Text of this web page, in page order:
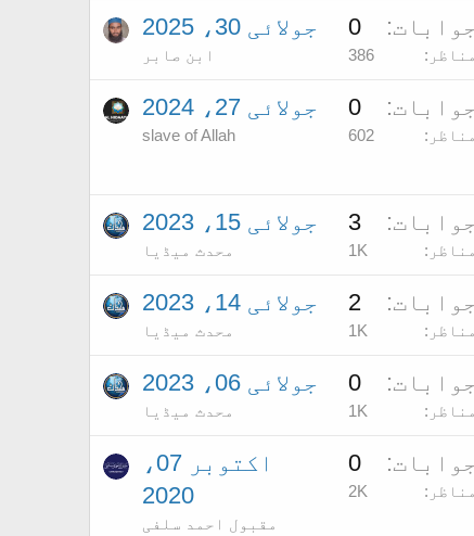
جوابات 0
مناظر 386
جولائی 30، 2025
ابن صابر
جوابات 0
مناظر 602
جولائی 27، 2024
slave of Allah
جوابات 3
مناظر 1K
جولائی 15، 2023
محدث میڈیا
جوابات 2
مناظر 1K
جولائی 14، 2023
محدث میڈیا
جوابات 0
مناظر 1K
جولائی 06، 2023
محدث میڈیا
جوابات 0
مناظر 2K
اکتوبر 07،
2020
مقبول احمد سلفی